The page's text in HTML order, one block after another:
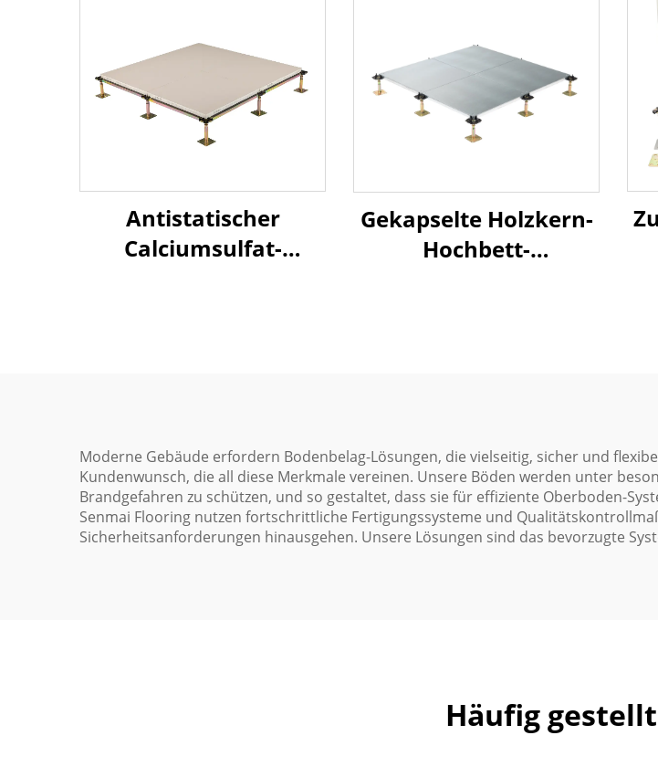
Antistatischer
Calciumsulfat-
Gekapselte Holzkern-
Hochbett-
Moderne Gebäude erfordern Bodenbelag-Lösungen, die vielseitig, sicher und
Kundenwunsch, die all diese Merkmale vereinen. Unsere Böden werden unter
Brandgefahren zu schützen, und so gestaltet, dass sie für effiziente Oberboden-
Senmai Flooring nutzen fortschrittliche Fertigungssysteme und
Sicherheitsanforderungen hinausgehen. Unsere Lösungen sind das bevorzugte
Häufig